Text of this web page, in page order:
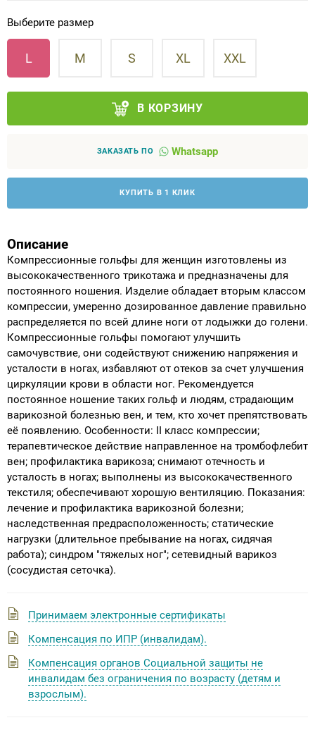
Выберите размер
L M S XL XXL
В КОРЗИНУ
ЗАКАЗАТЬ ПО Whatsapp
КУПИТЬ В 1 КЛИК
Описание
Компрессионные гольфы для женщин изготовлены из
высококачественного трикотажа и предназначены для
постоянного ношения. Изделие обладает вторым классом
компрессии, умеренно дозированное давление правильно
распределяется по всей длине ноги от лодыжки до голени.
Компрессионные гольфы помогают улучшить
самочувствие, они содействуют снижению напряжения и
усталости в ногах, избавляют от отеков за счет улучшения
циркуляции крови в области ног. Рекомендуется
постоянное ношение таких гольф и людям, страдающим
варикозной болезнью вен, и тем, кто хочет препятствовать
её появлению. Особенности: II класс компрессии;
терапевтическое действие направленное на тромбофлебит
вен; профилактика варикоза; снимают отечность и
усталость в ногах; выполнены из высококачественного
текстиля; обеспечивают хорошую вентиляцию. Показания:
лечение и профилактика варикозной болезни;
наследственная предрасположенность; статические
нагрузки (длительное пребывание на ногах, сидячая
работа); синдром "тяжелых ног"; сетевидный варикоз
(сосудистая сеточка).
Принимаем электронные сертификаты
Компенсация по ИПР (инвалидам).
Компенсация органов Социальной защиты не
инвалидам без ограничения по возрасту (детям и
взрослым).
Аппараты на суставы
Санитарные приспособления для
инвалидов
Противопролежневые матрасы, подушки
ОПОРЫ, ВЕРТИКАЛИЗАТОРЫ, Оборудование
Индивидуальное изготовление